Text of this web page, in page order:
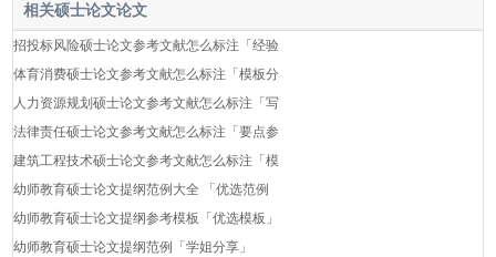
相关硕士论文论文
招投标风险硕士论文参考文献怎么标注「经验
体育消费硕士论文参考文献怎么标注「模板分
人力资源规划硕士论文参考文献怎么标注「写
法律责任硕士论文参考文献怎么标注「要点参
建筑工程技术硕士论文参考文献怎么标注「模
幼师教育硕士论文提纲范例大全 「优选范例
幼师教育硕士论文提纲参考模板「优选模板」
幼师教育硕士论文提纲范例「学姐分享」